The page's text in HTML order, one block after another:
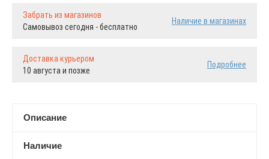
Забрать из магазинов
Самовывоз сегодня - бесплатно
Наличие в магазинах
Доставка курьером
10 августа и позже
Подробнее
Описание
Наличие